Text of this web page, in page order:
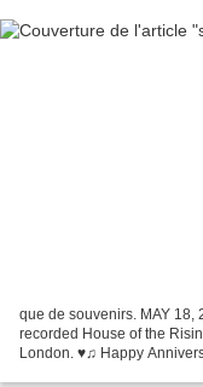
que de souvenirs. MAY 18,
recorded House of the
London. ♥♫ Happy